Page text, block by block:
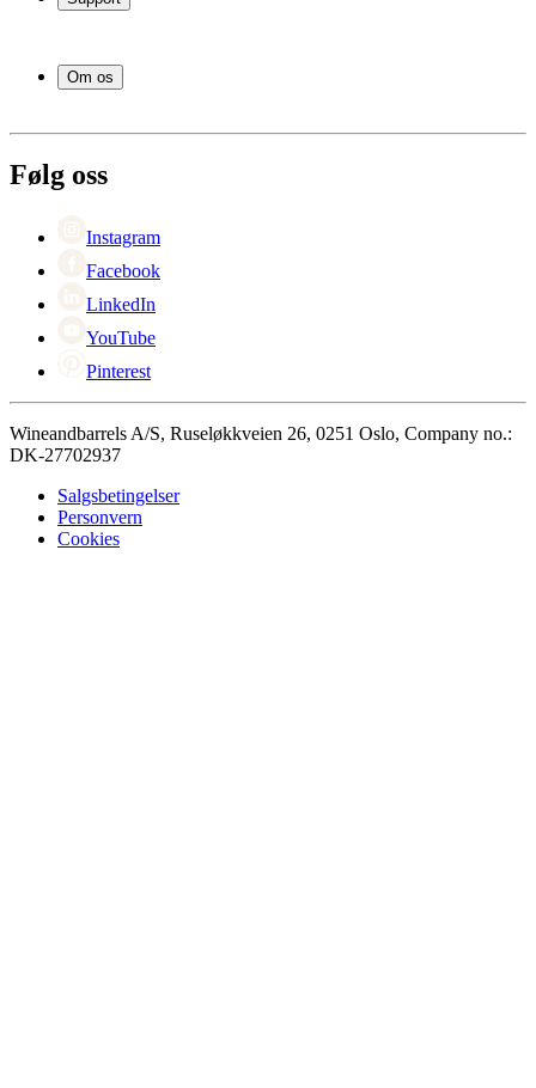
Vinmøbler
Service
Betaling
Retur
Om os
Karriere
Black Friday
Cyber Monday
Følg oss
Instagram
Facebook
LinkedIn
YouTube
Pinterest
Wineandbarrels A/S, Ruseløkkveien 26, 0251 Oslo, Company no.:
DK-27702937
Salgsbetingelser
Personvern
Cookies